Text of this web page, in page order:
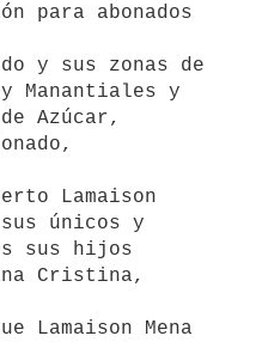
para abonados
y sus zonas de
Manantiales y
Azúcar,
Lamaison
únicos y
sus hijos
Cristina,
Lamaison Mena